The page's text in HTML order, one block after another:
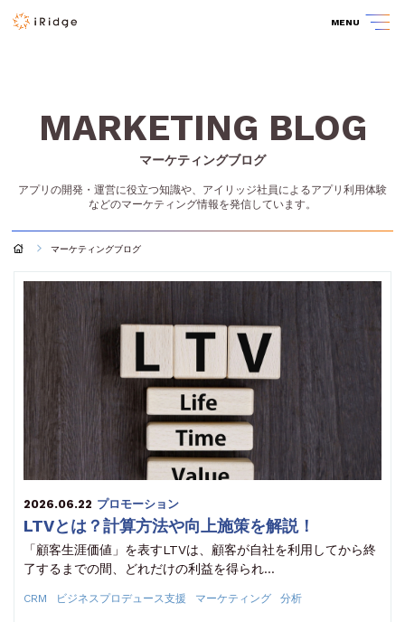
MENU
MARKETING BLOG
マーケティングブログ
アプリの開発・運営に役立つ知識や、アイリッジ社員によるアプリ利用体験
などのマーケティング情報を発信しています。
マーケティングブログ
2026.06.22 プロモーション
LTVとは？計算方法や向上施策を解説！
「顧客生涯価値」を表すLTVは、顧客が自社を利用してから終
了するまでの間、どれだけの利益を得られ…
CRM ビジネスプロデュース支援 マーケティング 分析